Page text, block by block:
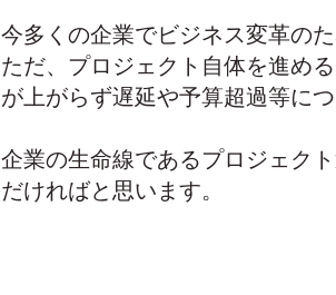
今多くの企業でビジネス変革の
ただ、プロジェクト自体を進め
が上がらず遅延や予算超過等に
企業の生命線であるプロジェク
だければと思います。